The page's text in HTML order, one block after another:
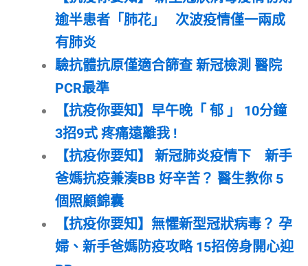
逾半患者「肺花」 次波疫情僅一兩成
有肺炎
驗抗體抗原僅適合篩查 新冠檢測 醫院
PCR最準
【抗疫你要知】早午晚「 郁 」 10分鐘
3招9式 疼痛遠離我 !
【抗疫你要知】 新冠肺炎疫情下 新手
爸媽抗疫兼湊BB 好辛苦？ 醫生教你 5
個照顧錦囊
【抗疫你要知】無懼新型冠狀病毒？ 孕
婦、新手爸媽防疫攻略 15招傍身開心迎